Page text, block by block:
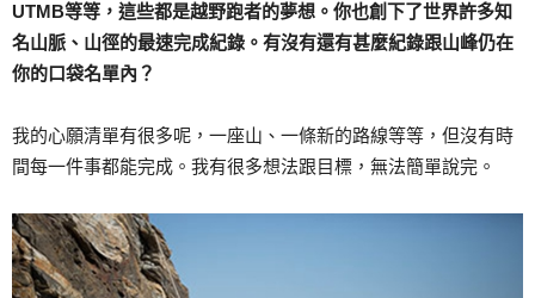
UTMB等等，這些都是越野跑者的夢想。你也創下了世界許多知
名山脈、山徑的最速完成紀錄。有沒有還有甚麼紀錄跟山峰仍在
你的口袋名單內？
我的心願清單有很多呢，一座山、一條新的路線等等，但沒有時
間每一件事都能完成。我有很多想法跟目標，無法簡單說完。